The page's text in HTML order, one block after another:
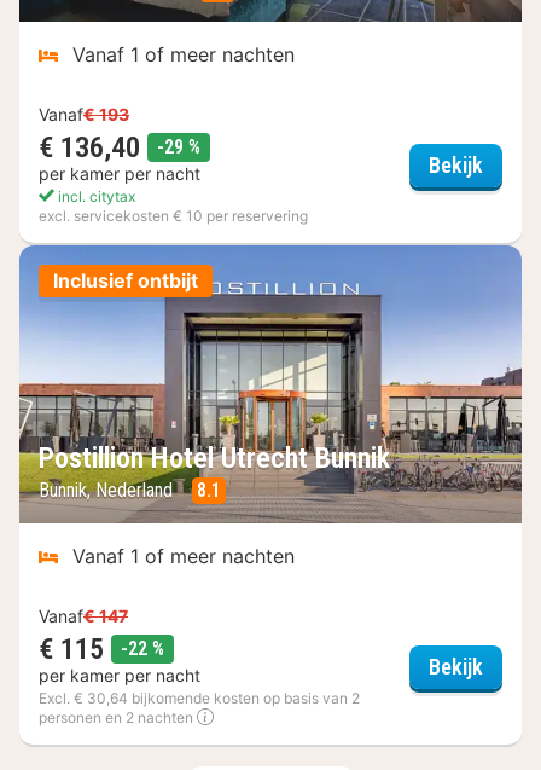
Vanaf 1 of meer nachten
Vanaf€ 193
€ 136,40 -29 %
per kamer per nacht
incl. citytax
excl. servicekosten € 10 per reservering
Bekijk
Inclusief ontbijt
Postillion Hotel Utrecht Bunnik
Bunnik, Nederland 8.1
Vanaf 1 of meer nachten
Vanaf€ 147
€ 115 -22 %
per kamer per nacht
Excl. € 30,64 bijkomende kosten op basis van 2
personen en 2 nachten
Bekijk